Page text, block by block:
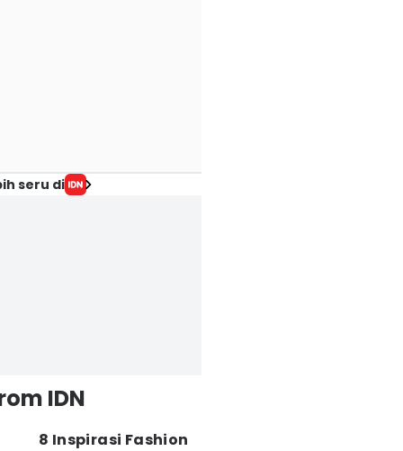
seru di
IDN
8 Inspirasi Fashion